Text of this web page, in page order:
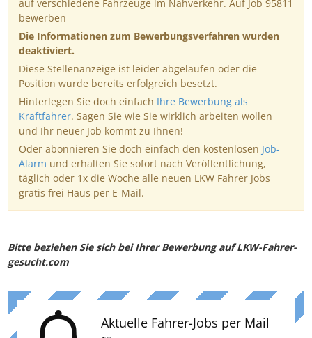
auf verschiedene Fahrzeuge im Nahverkehr. Auf Job 95811
bewerben
Die Informationen zum Bewerbungsverfahren wurden
deaktiviert.
Diese Stellenanzeige ist leider abgelaufen oder die
Position wurde bereits erfolgreich besetzt.
Hinterlegen Sie doch einfach Ihre Bewerbung als
Kraftfahrer. Sagen Sie wie Sie wirklich arbeiten wollen
und Ihr neuer Job kommt zu Ihnen!
Oder abonnieren Sie doch einfach den kostenlosen Job-
Alarm und erhalten Sie sofort nach Veröffentlichung,
täglich oder 1x die Woche alle neuen LKW Fahrer Jobs
gratis frei Haus per E-Mail.
Bitte beziehen Sie sich bei Ihrer Bewerbung auf LKW-Fahrer-
gesucht.com
Aktuelle Fahrer-Jobs per Mail